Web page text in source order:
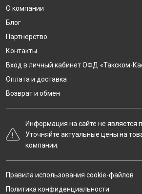
О компании
Блог
Партнёрство
Контакты
Вход в личный кабинет ОФД «Такском-
Оплата и доставка
Возврат и обмен
Информация на сайте не является
Уточняйте актуальные цены на
компании.
Правила использования cookie-файлов
Политика конфиденциальности